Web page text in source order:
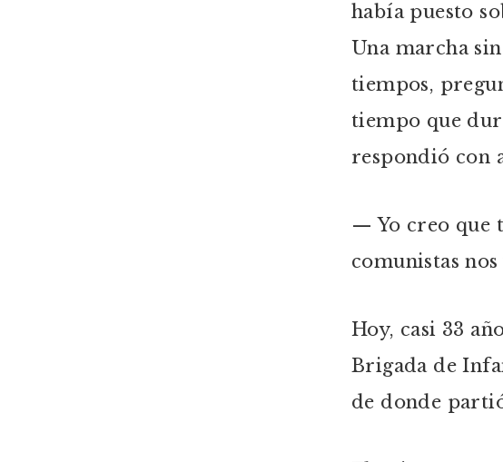
había puesto
Una marcha
tiempos,
tiempo que
respondió con
— Yo creo que
comunistas
Hoy, casi 33
Brigada de
de donde